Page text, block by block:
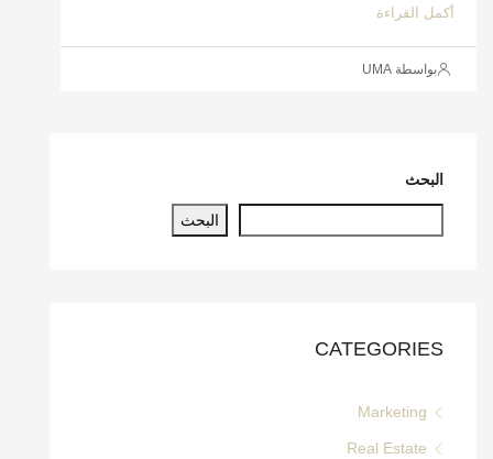
أكمل القراءة
بواسطة UMA
البحث
البحث
CATEGORIES
Marketing
Real Estate